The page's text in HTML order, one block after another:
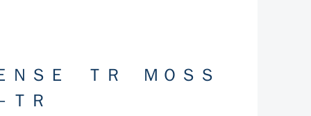
ＮＳＥ ＴＲ ＭＯＳＳ
ＴＲ